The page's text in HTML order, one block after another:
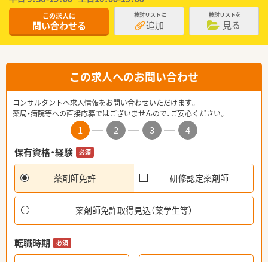
この求人に
問い合わせる
検討リストに
追加
検討リストを
見る
この求人へのお問い合わせ
コンサルタントへ求人情報をお問い合わせいただけます。
薬局・病院等への直接応募ではございませんので、ご安心ください。
1 2 3
4
保有資格・経験
必須
薬剤師免許 研修認定薬剤師
薬剤師免許取得見込（薬学生等）
転職時期 必須